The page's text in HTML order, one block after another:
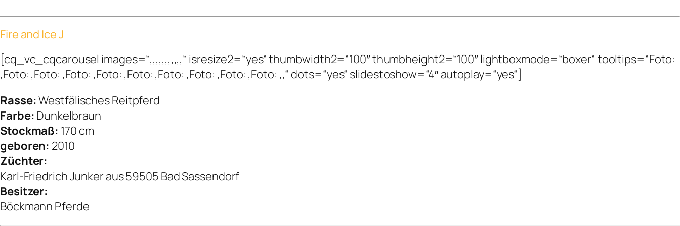
Fire and Ice J
[cq_vc_cqcarousel images=“,,,,,,,,,,,“ isresize2=“yes“ thumbwidth2=“100″ thumbheight2=“100″ lightboxmode=“boxer“ tooltips=“Foto:
,Foto: ,Foto: ,Foto: ,Foto: ,Foto: ,Foto: ,Foto: ,Foto: ,Foto: ,,“ dots=“yes“ slidestoshow=“4″ autoplay=“yes“]
Rasse:Westfälisches Reitpferd
Farbe: Dunkelbraun
Stockmaß: 170 cm
geboren: 2010
Züchter:
Karl-Friedrich Junker aus 59505 Bad Sassendorf
Besitzer:
Böckmann Pferde